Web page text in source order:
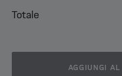
Totale
AGGIUNGI AL